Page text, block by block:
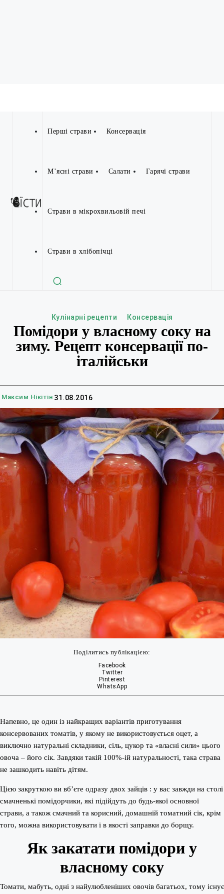
Перші страви Консервація
М’ясні страви Салати Гарячі страви
Страви в мікрохвильовій печі
Страви в хлібопічці
Кулінарні рецепти Консервація
Помідори у власному соку на
зиму. Рецепт консервації по-
італійськи
Максим Нікітін 31.08.2016
Поділитись публікацією:
Facebook
Twitter
Pinterest
WhatsApp
Напевно, це один із найкращих варіантів приготування
консервованих томатів, у якому не використовується оцет, а
виключно натуральні складники, сіль, цукор та «власні сили» цього
овоча – його сік. Завдяки такій 100%-ій натуральності, така страва
не зашкодить навіть дітям.
Цією закруткою ви вб’єте одразу двох зайців : у вас завжди на столі
смачненькі помідорчики, які підійдуть до будь-якої основної
страви, а також смачний та корисний, домашній томатний сік, крім
того, можна використовувати і в якості заправки до борщу.
Як закатати помідори у
власному соку
Томати, мабуть, одні з найулюбленіших овочів багатьох, тому існує